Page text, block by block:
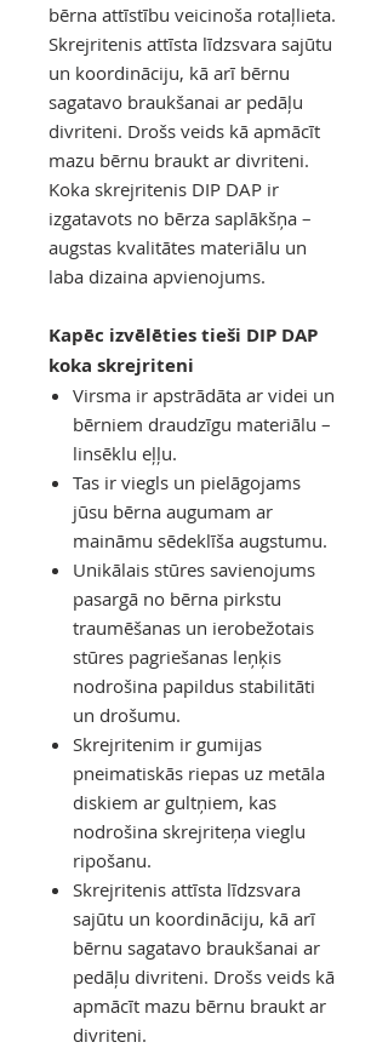
bērna attīstību veicinoša rotaļlieta.
Skrejritenis attīsta līdzsvara sajūtu
un koordināciju, kā arī bērnu
sagatavo braukšanai ar pedāļu
divriteni. Drošs veids kā apmācīt
mazu bērnu braukt ar divriteni.
Koka skrejritenis DIP DAP ir
izgatavots no bērza saplākšņa –
augstas kvalitātes materiālu un
laba dizaina apvienojums.
Kapēc izvēlēties tieši DIP DAP
koka skrejriteni
Virsma ir apstrādāta ar videi un
bērniem draudzīgu materiālu –
linsēklu eļļu.
Tas ir viegls un pielāgojams
jūsu bērna augumam ar
maināmu sēdeklīša augstumu.
Unikālais stūres savienojums
pasargā no bērna pirkstu
traumēšanas un ierobežotais
stūres pagriešanas leņķis
nodrošina papildus stabilitāti
un drošumu.
Skrejritenim ir gumijas
pneimatiskās riepas uz metāla
diskiem ar gultņiem, kas
nodrošina skrejriteņa vieglu
ripošanu.
Skrejritenis attīsta līdzsvara
sajūtu un koordināciju, kā arī
bērnu sagatavo braukšanai ar
pedāļu divriteni. Drošs veids kā
apmācīt mazu bērnu braukt ar
divriteni.